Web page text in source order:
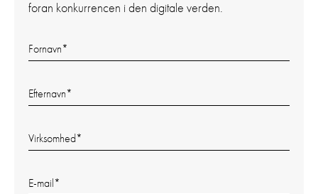
foran konkurrencen i den digitale verden.
Fornavn*
Efternavn*
Virksomhed*
E-mail*